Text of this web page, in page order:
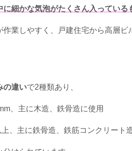
に細かな気泡がたくさん入っている
作業しやすく、戸建住宅から高層ビ
の違いで2種類あり、
、主に木造、鉄骨造に使用
上、主に鉄骨造、鉄筋コンクリート